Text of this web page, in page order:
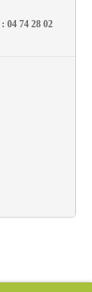
: 04 74 28 02